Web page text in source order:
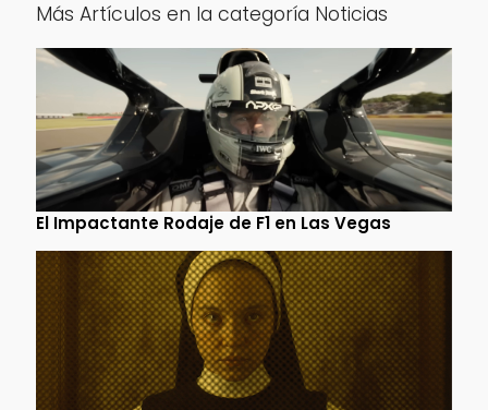
Más Artículos en la categoría Noticias
El Impactante Rodaje de F1 en Las Vegas